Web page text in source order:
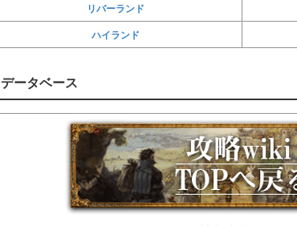
リバーランド
ハイランド
データベース